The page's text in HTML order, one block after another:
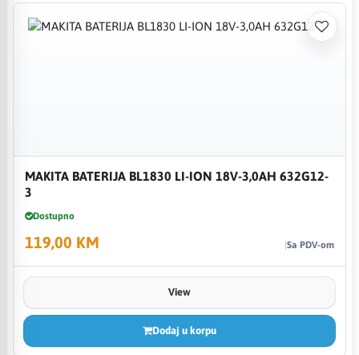
MAKITA BATERIJA BL1830 LI-ION 18V-3,0AH 632G12-
3
Dostupno
119,00 KM Sa PDV-om
View
Dodaj u korpu